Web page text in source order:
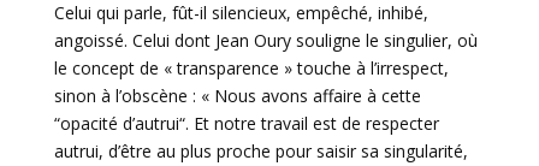
Celui qui parle, fût-il silencieux, empêché, inhibé,
angoissé. Celui dont Jean Oury souligne le singulier, où
le concept de « transparence » touche à l’irrespect,
sinon à l’obscène : « Nous avons affaire à cette
“opacité d’autrui“. Et notre travail est de respecter
autrui, d’être au plus proche pour saisir sa singularité,